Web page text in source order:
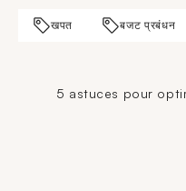
खपत बजट प्रबंधन
5 astuces pour